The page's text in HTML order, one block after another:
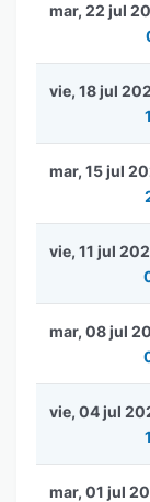
mar, 22 jul
vie, 18 jul
mar, 15 jul
vie, 11 jul
mar, 08 jul
vie, 04 jul
mar, 01 jul